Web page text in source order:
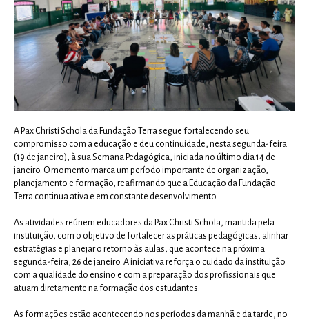
A Pax Christi Schola da Fundação Terra segue fortalecendo seu
compromisso com a educação e deu continuidade, nesta segunda-feira
(19 de janeiro), à sua Semana Pedagógica, iniciada no último dia 14 de
janeiro. O momento marca um período importante de organização,
planejamento e formação, reafirmando que a Educação da Fundação
Terra continua ativa e em constante desenvolvimento.
As atividades reúnem educadores da Pax Christi Schola, mantida pela
instituição, com o objetivo de fortalecer as práticas pedagógicas, alinhar
estratégias e planejar o retorno às aulas, que acontece na próxima
segunda-feira, 26 de janeiro. A iniciativa reforça o cuidado da instituição
com a qualidade do ensino e com a preparação dos profissionais que
atuam diretamente na formação dos estudantes.
As formações estão acontecendo nos períodos da manhã e da tarde, no